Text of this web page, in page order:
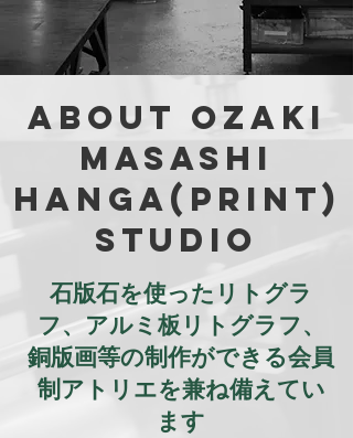
About Ozaki
Masashi
HANGA(Print)
Studio
石版石を使ったリトグラ
フ、アルミ板リトグラフ、
銅版画等の制作ができる会員
制アトリエを兼ね備えてい
ます